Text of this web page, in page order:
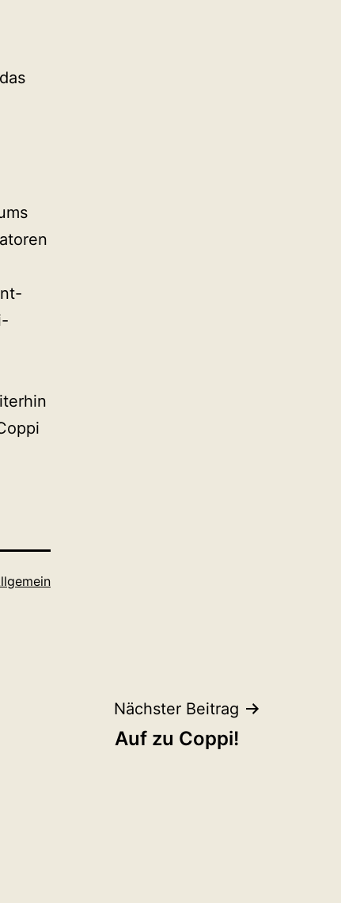
Nächster Beitrag
Auf zu Coppi!